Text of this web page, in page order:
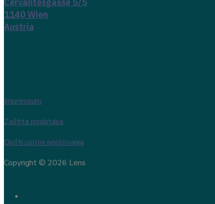
1140 Wien
Austria
Impressum
Zaštita podataka
Opšti uslovi poslovanja
Copyright © 2026 Lens